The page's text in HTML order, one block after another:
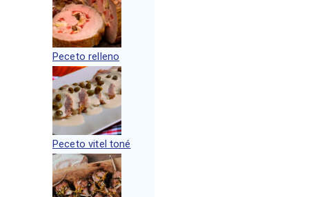
Peceto relleno
Peceto vitel toné